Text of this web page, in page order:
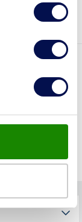
ühendust